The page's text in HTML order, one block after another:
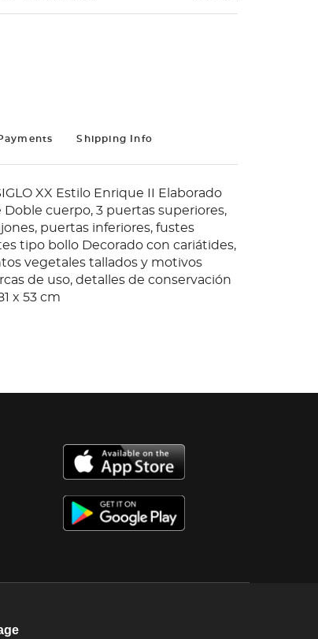
Shipping Info
XX Estilo Enrique II Elaborado
cuerpo, 3 puertas superiores,
puertas inferiores, fustes
tipo bollo Decorado con cariátides,
vegetales tallados y motivos
de uso, detalles de conservación
x 53 cm